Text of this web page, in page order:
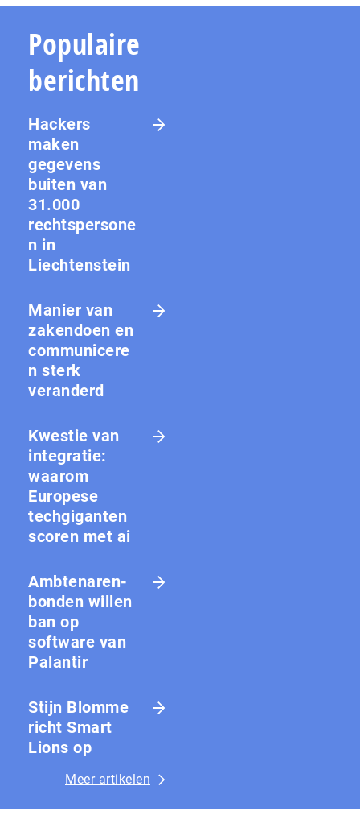
Populaire
berichten
Hackers
maken
gegevens
buiten van
31.000
rechtspersone
n in
Liechtenstein
Manier van
zakendoen en
communicere
n sterk
veranderd
Kwestie van
integratie:
waarom
Europese
techgiganten
scoren met ai
Amb­te­na­ren­
bon­den willen
ban op
software van
Palantir
Stijn Blomme
richt Smart
Lions op
Meer artikelen